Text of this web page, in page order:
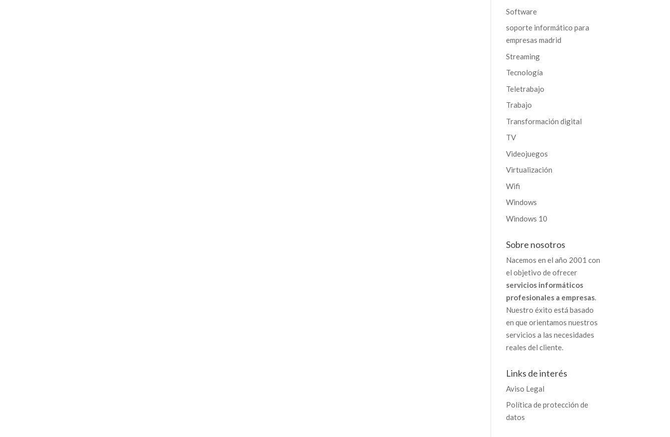
Software
soporte informático para
empresas madrid
Streaming
Tecnología
Teletrabajo
Trabajo
Transformación digital
TV
Videojuegos
Virtualización
Wifi
Windows
Windows 10
Sobre nosotros
Nacemos en el año 2001 con
el objetivo de ofrecer
servicios informáticos
profesionales a empresas
Nuestro éxito está basado
en que orientamos nuestros
servicios a las necesidades
reales del cliente.
Links de interés
Aviso Legal
Política de protección de
datos